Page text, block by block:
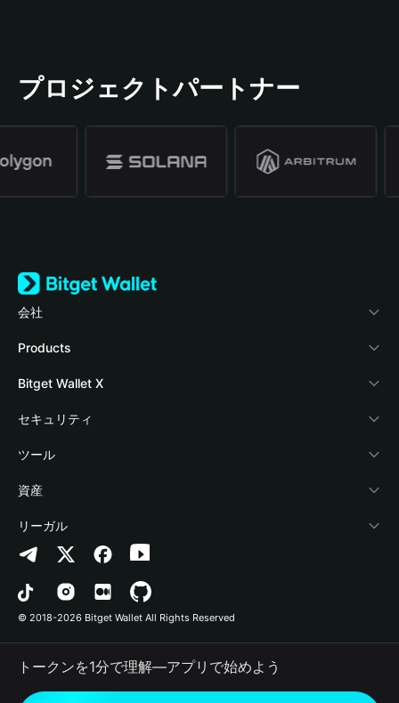
プロジェクトパートナー
会社
Bitget Walletについて
ブログ
アカデミー
暗号資産ニュース
Help Center
お問い合わせ
ブランドリソース
キャリア
Products
Crypto Card
Stablecoin Earn
Payfi Crypto
Crypto Swap API
Altcoin Season Index
Prediction Markets
DApp
RWA
Bitget Wallet X
デベロッパー
ウォレットを接続
Bitget Wallet Pay
プロジェクトを掲載
セキュリティ
保護基金
セキュリティ技術
ツール
暗号資産を購入
認証検出
コントラクト検出
一括送金
資産
Arbitrum
Avalanche
Bitcoin
Polygon
リーガル
プライバシーポリシー
利用規約
© 2018-2026 Bitget Wallet All Rights Reserved
トークンを1分で理解―アプリで始めよう